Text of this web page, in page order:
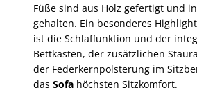
Füße sind aus Holz gefertigt und
gehalten. Ein besonderes
ist die Schlaffunktion und der
Bettkasten, der zusätzlichen
der Federkernpolsterung im
das Sofa höchsten Sitzkomfort.